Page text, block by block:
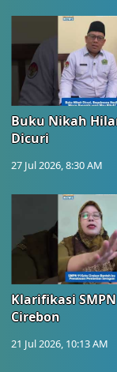
Buku Nikah
Dicuri
27 Jul 2026, 8:30 AM
Klarifikasi
Cirebon
21 Jul 2026, 10:13 AM